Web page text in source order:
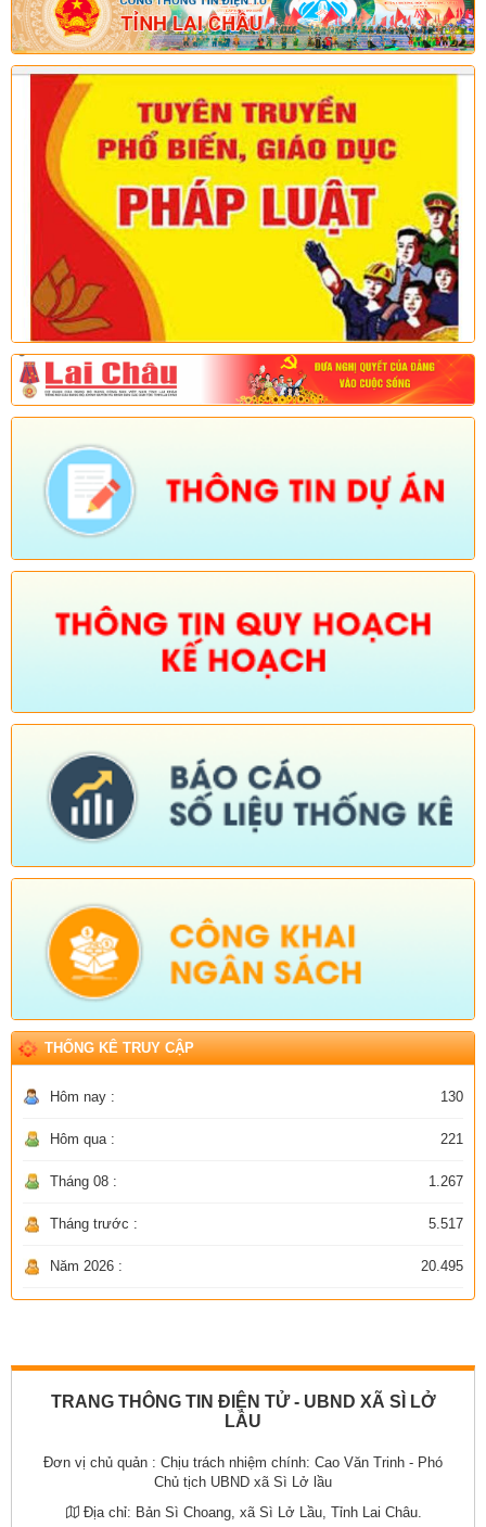
THỐNG KÊ TRUY CẬP
Hôm nay : 130
Hôm qua : 221
Tháng 08 : 1.267
Tháng trước : 5.517
Năm 2026 : 20.495
TRANG THÔNG TIN ĐIỆN TỬ - UBND XÃ SÌ LỞ
LẦU
Đơn vị chủ quản : Chịu trách nhiệm chính: Cao Văn Trinh - Phó
Chủ tịch UBND xã Sì Lở lầu
Địa chỉ: Bản Sì Choang, xã Sì Lở Lầu, Tỉnh Lai Châu.